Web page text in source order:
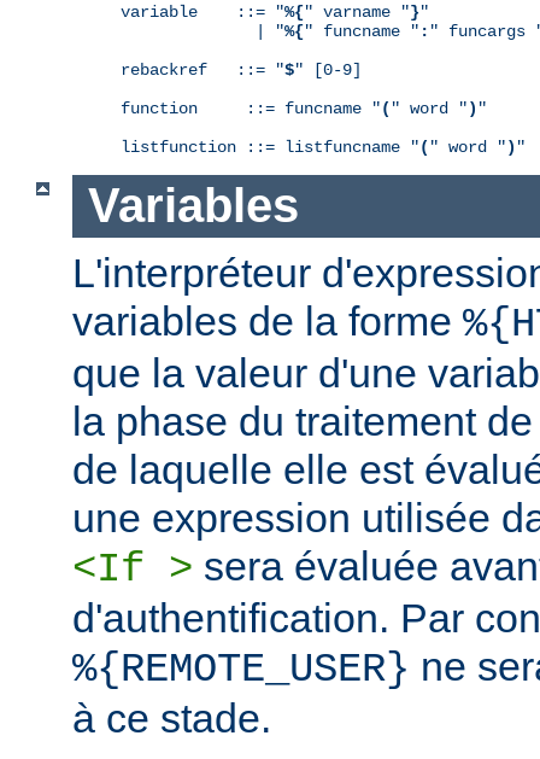
variable    ::= "%{" varname "}"
              | "
%{" funcname " : " funcargs
rebackref   ::= "$" [0-9]
function     ::= funcname "( " word ") "
listfunction ::= listfuncname "( " word ") "
Variables
L'interpréteur
variables de la forme
que la valeur d'une
la phase du traitement
de laquelle elle est
une expression utilisée
<If > sera évaluée
d'authentification. Par
%{REMOTE_USER} ne
à ce stade.